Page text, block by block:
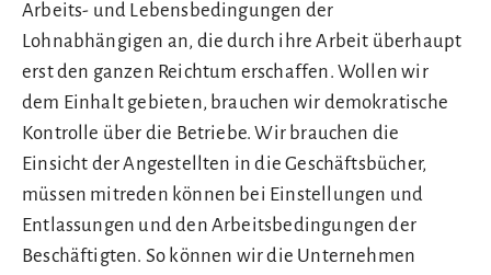
Arbeits- und Lebensbedingungen der
Lohnabhängigen an, die durch ihre Arbeit überhaupt
erst den ganzen Reichtum erschaffen. Wollen wir
dem Einhalt gebieten, brauchen wir demokratische
Kontrolle über die Betriebe. Wir brauchen die
Einsicht der Angestellten in die Geschäftsbücher,
müssen mitreden können bei Einstellungen und
Entlassungen und den Arbeitsbedingungen der
Beschäftigten. So können wir die Unternehmen